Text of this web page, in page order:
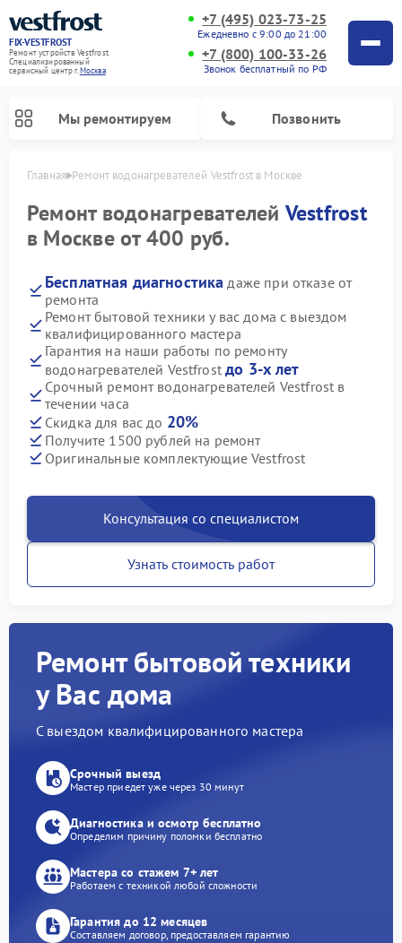
FIX-VESTFROST
Ремонт устройств Vestfrost
Специализированный
cервисный центр г.Москва
+7 (495) 023-73-25
Ежедневно с 9:00 до 21:00
+7 (800) 100-33-26
Звонок бесплатный по РФ
Мы ремонтируем Позвонить
Главная Ремонт водонагревателей Vestfrost в Москве
Ремонт водонагревателей Vestfrost
в Москве от 400 руб.
Бесплатная диагностика даже при отказе от
ремонта
Ремонт бытовой техники у вас дома с выездом
квалифицированного мастера
Гарантия на наши работы по ремонту
водонагревателей Vestfrostдо 3-х лет
Срочный ремонт водонагревателей Vestfrost в
течении часа
Скидка для вас до 20%
Получите 1500 рублей на ремонт
Оригинальные комплектующие Vestfrost
Консультация со специалистом
Узнать стоимость работ
Ремонт бытовой техники
у Вас дома
С выездом квалифицированного мастера
Срочный выезд
Мастер приедет уже через 30 минут
Диагностика и осмотр бесплатно
Определим причину поломки бесплатно
Мастера со стажем 7+ лет
Работаем с техникой любой сложности
Гарантия до 12 месяцев
Составляем договор, предоставляем гарантию